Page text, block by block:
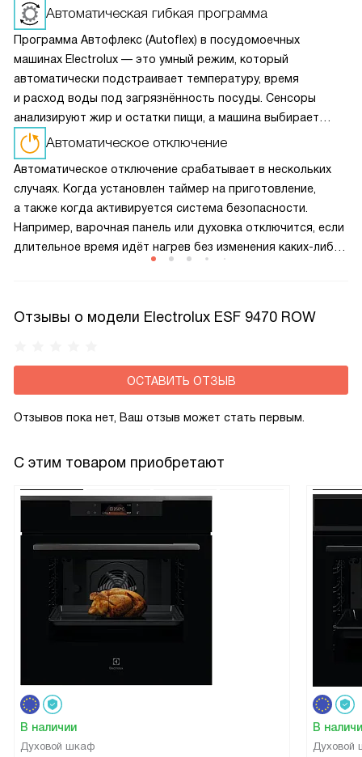
Автоматическая гибкая программа
Программа Автофлекс (Autoflex) в посудомоечных
машинах Electrolux — это умный режим, который
автоматически подстраивает температуру, время
и расход воды под загрязнённость посуды. Сенсоры
анализируют жир и остатки пищи, а машина выбирает
оптимальный цикл — экономя энергию и воду без потери
качества мойки.
Автоматическое отключение
Автоматическое отключение срабатывает в нескольких
случаях. Когда установлен таймер на приготовление,
а также когда активируется система безопасности.
Например, варочная панель или духовка отключится, если
длительное время идёт нагрев без изменения каких-либо
Отзывы о модели Electrolux ESF 9470 ROW
ОСТАВИТЬ ОТЗЫВ
Отзывов пока нет, Ваш отзыв может стать первым.
С этим товаром приобретают
В наличии
Духовой шкаф
В
Духовой